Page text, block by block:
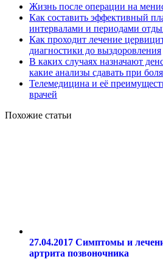
Жизнь после операции на
Как составить эффективный
интервалами и периодами
Как проходит лечение
диагностики до выздоровления
В каких случаях назначают
какие анализы сдавать при
Телемедицина и её
врачей
Похожие статьи
27.04.2017 Симптомы и
артрита позвоночника